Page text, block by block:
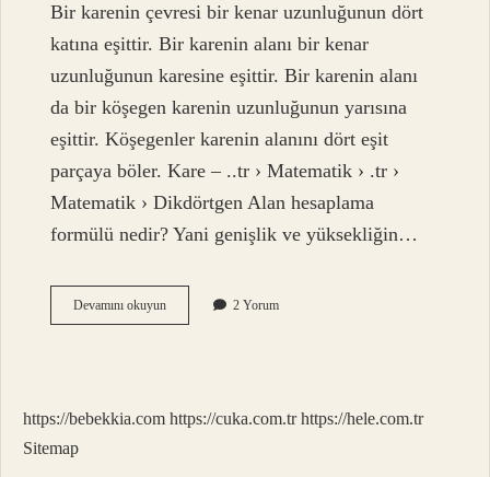
Bir karenin çevresi bir kenar uzunluğunun dört
katına eşittir. Bir karenin alanı bir kenar
uzunluğunun karesine eşittir. Bir karenin alanı
da bir köşegen karenin uzunluğunun yarısına
eşittir. Köşegenler karenin alanını dört eşit
parçaya böler. Kare – ..tr › Matematik › .tr ›
Matematik › Dikdörtgen Alan hesaplama
formülü nedir? Yani genişlik ve yüksekliğin…
Devamını okuyunKarenin
Alan
2 Yorum
https://bebekkia.com https://cuka.com.tr https://hele.com.tr
Sitemap